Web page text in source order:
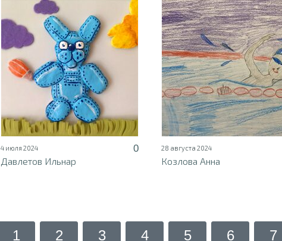
4 июля 2024
0
Давлетов Ильнар
28 августа 2024
Козлова Анна
1 2 3 4 5 6 7